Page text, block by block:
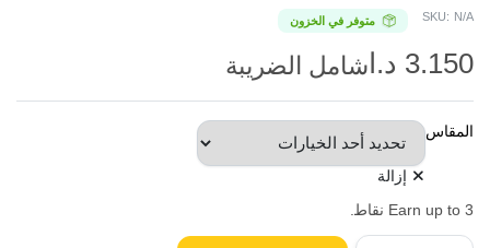
SKU: N/A متوفر في الخزون
3.150 د.اشامل الضريبة
المقاس
إزالة
Earn up to3 نقاط.